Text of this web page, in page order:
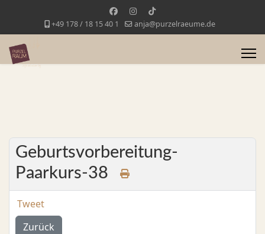
+49 178 / 18 15 40 1 anja@purzelraeume.de
Geburtsvorbereitung-
Paarkurs-38
Tweet
Zurück